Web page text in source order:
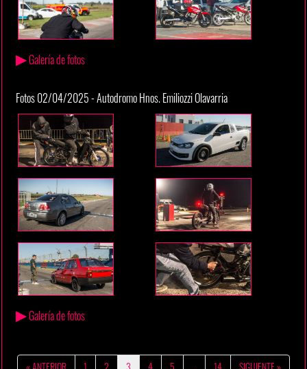
▶Galería de fotos
Fotos 02/04/2025 - Autodromo Hnos. Emiliozzi Olavarria
▶Galería de fotos